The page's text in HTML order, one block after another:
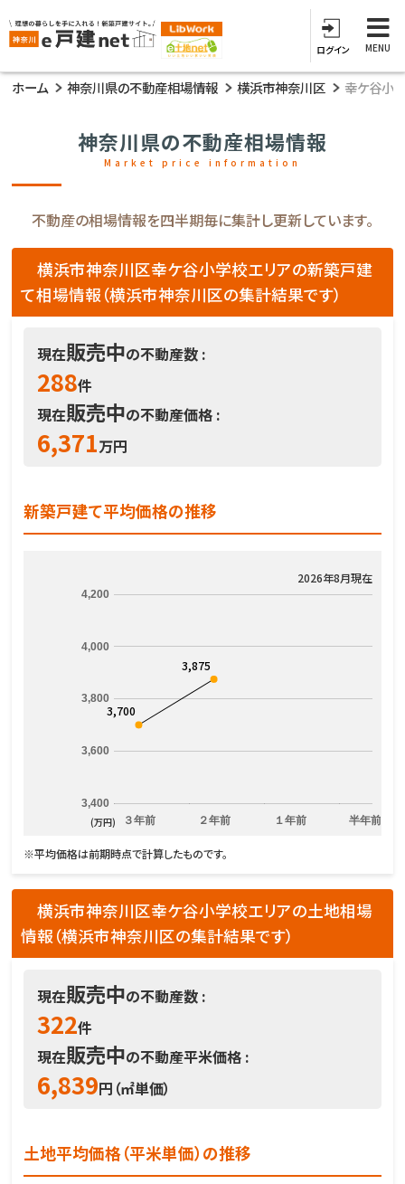
ログイン MENU
ホーム 神奈川県の不動産相場情報 横浜市神奈川区 幸ケ谷小
神奈川県の不動産相場情報
Market price information
不動産の相場情報を四半期毎に集計し更新しています。
横浜市神奈川区幸ケ谷小学校エリアの新築戸建
て相場情報（横浜市神奈川区の集計結果です）
現在販売中の不動産数 :
288件
現在販売中の不動産価格 :
6,371万円
新築戸建て平均価格の推移
2026年8月現在
３年前 ２年前 １年前 半年前
3,400
3,600
3,800
4,000
4,200
3,700
3,875
(万円)
※平均価格は前期時点で計算したものです。
横浜市神奈川区幸ケ谷小学校エリアの土地相場
情報（横浜市神奈川区の集計結果です）
現在販売中の不動産数 :
322件
現在販売中の不動産平米価格 :
6,839円（㎡単価）
土地平均価格（平米単価）の推移